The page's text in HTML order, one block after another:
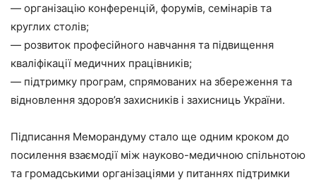
— організацію конференцій, форумів, семінарів та
круглих столів;
— розвиток професійного навчання та підвищення
кваліфікації медичних працівників;
— підтримку програм, спрямованих на збереження та
відновлення здоров’я захисників і захисниць України.
Підписання Меморандуму стало ще одним кроком до
посилення взаємодії між науково-медичною спільнотою
та громадськими організаціями у питаннях підтримки